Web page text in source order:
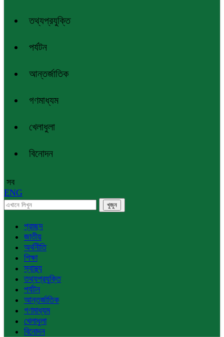
তথ্যপ্রযুক্তি
পর্যটন
আন্তর্জাতিক
গণমাধ্যম
খেলাধুলা
বিনোদন
সব
ENG
প্রচ্ছদ
জাতীয়
অর্থনীতি
শিক্ষা
স্বাস্থ্য
তথ্যপ্রযুক্তি
পর্যটন
আন্তর্জাতিক
গণমাধ্যম
খেলাধুলা
বিনোদন